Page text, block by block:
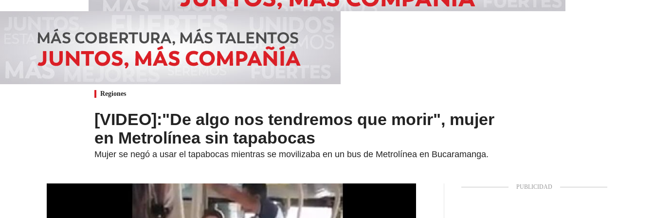
Regiones
[VIDEO]:"De algo nos tendremos que morir", mujer
en Metrolínea sin tapabocas
Mujer se negó a usar el tapabocas mientras se movilizaba en un bus de Metrolínea en Bucaramanga.